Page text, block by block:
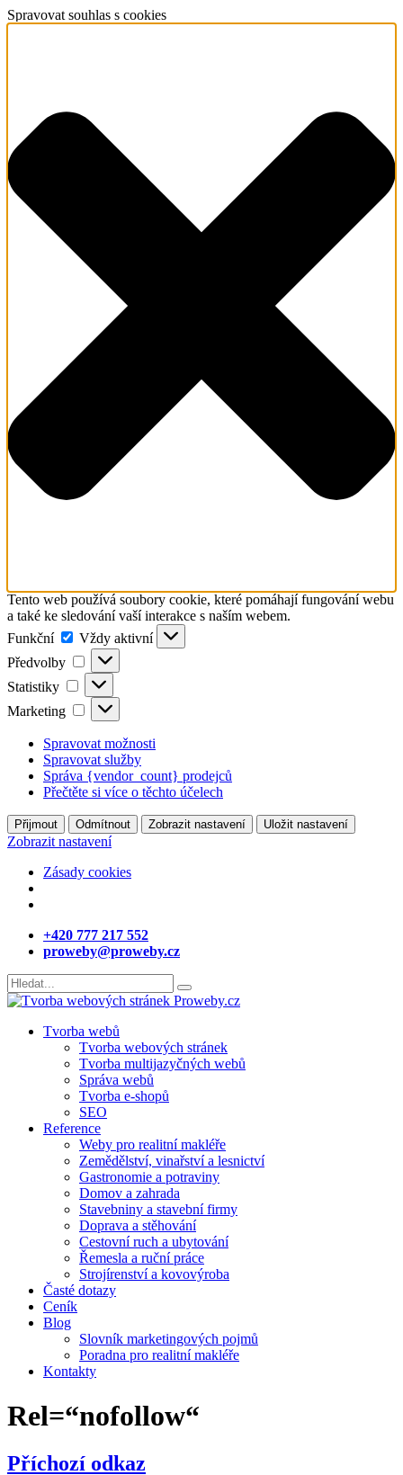
Spravovat souhlas s cookies
Tento web používá soubory cookie, které pomáhají fungování webu
a také ke sledování vaší interakce s naším webem.
Funkční
Funkční
Vždy aktivní
Předvolby
Předvolby
Statistiky Statistiky
Marketing Marketing
Spravovat možnosti
Spravovat služby
Správa {vendor_count} prodejců
Přečtěte si více o těchto účelech
Přijmout Odmítnout Zobrazit nastavení Uložit nastavení
Zobrazit nastavení
Zásady cookies
+420 777 217 552
proweby@proweby.cz
Tvorba webů
Tvorba webových stránek
Tvorba multijazyčných webů
Správa webů
Tvorba e-shopů
SEO
Reference
Weby pro realitní makléře
Zemědělství, vinařství a lesnictví
Gastronomie a potraviny
Domov a zahrada
Stavebniny a stavební firmy
Doprava a stěhování
Cestovní ruch a ubytování
Řemesla a ruční práce
Strojírenství a kovovýroba
Časté dotazy
Ceník
Blog
Slovník marketingových pojmů
Poradna pro realitní makléře
Kontakty
Rel=“nofollow“
Příchozí odkaz